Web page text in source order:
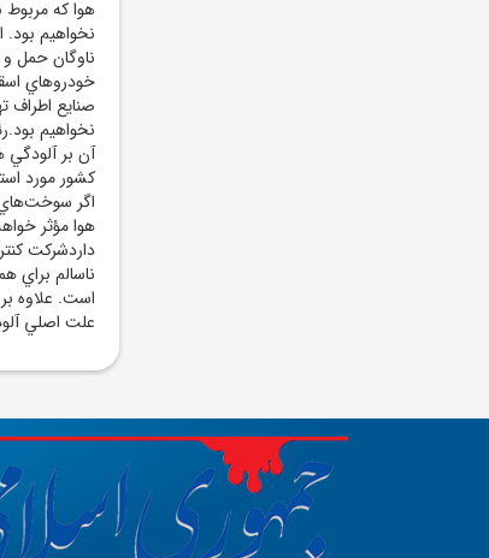
نخواهيم
ناوگان حمل
خودروهاي
صنايع اطراف
نخواهيم
آن بر
کشور مورد
هوا مؤثر
داردشرکت
علت اصلي